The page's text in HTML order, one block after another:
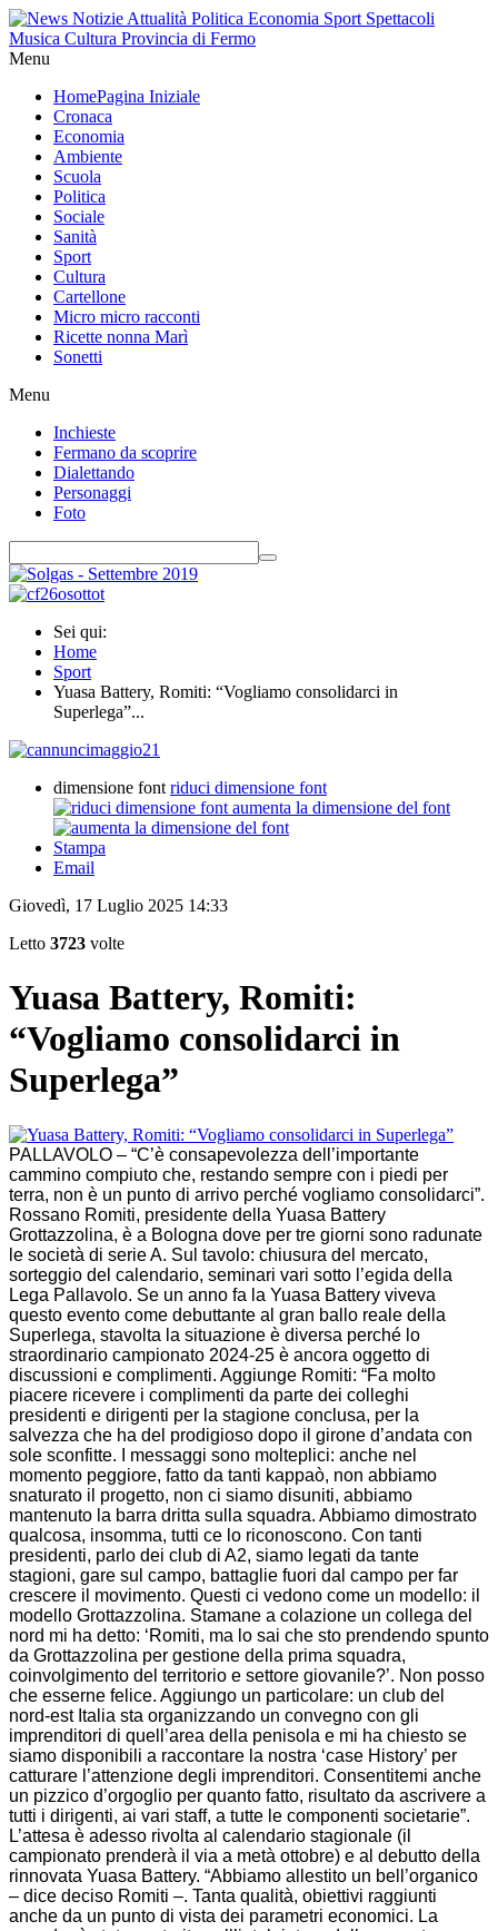
Menu
HomePagina Iniziale
Cronaca
Economia
Ambiente
Scuola
Politica
Sociale
Sanità
Sport
Cultura
Cartellone
Micro micro racconti
Ricette nonna Marì
Sonetti
Menu
Inchieste
Fermano da scoprire
Dialettando
Personaggi
Foto
Sei qui:
Home
Sport
Yuasa Battery, Romiti: “Vogliamo consolidarci in
Superlega”...
dimensione font riduci dimensione font
aumenta la dimensione del font
Stampa
Email
Giovedì, 17 Luglio 2025 14:33
Letto 3723 volte
Yuasa Battery, Romiti:
“Vogliamo consolidarci in
Superlega”
PALLAVOLO – “C’è consapevolezza dell’importante
cammino compiuto che, restando sempre con i piedi per
terra, non è un punto di arrivo perché vogliamo consolidarci”.
Rossano Romiti, presidente della Yuasa Battery
Grottazzolina, è a Bologna dove per tre giorni sono radunate
le società di serie A. Sul tavolo: chiusura del mercato,
sorteggio del calendario, seminari vari sotto l’egida della
Lega Pallavolo. Se un anno fa la Yuasa Battery viveva
questo evento come debuttante al gran ballo reale della
Superlega, stavolta la situazione è diversa perché lo
straordinario campionato 2024-25 è ancora oggetto di
discussioni e complimenti. Aggiunge Romiti: “Fa molto
piacere ricevere i complimenti da parte dei colleghi
presidenti e dirigenti per la stagione conclusa, per la
salvezza che ha del prodigioso dopo il girone d’andata con
sole sconfitte. I messaggi sono molteplici: anche nel
momento peggiore, fatto da tanti kappaò, non abbiamo
snaturato il progetto, non ci siamo disuniti, abbiamo
mantenuto la barra dritta sulla squadra. Abbiamo dimostrato
qualcosa, insomma, tutti ce lo riconoscono. Con tanti
presidenti, parlo dei club di A2, siamo legati da tante
stagioni, gare sul campo, battaglie fuori dal campo per far
crescere il movimento. Questi ci vedono come un modello: il
modello Grottazzolina. Stamane a colazione un collega del
nord mi ha detto: ‘Romiti, ma lo sai che sto prendendo spunto
da Grottazzolina per gestione della prima squadra,
coinvolgimento del territorio e settore giovanile?’. Non posso
che esserne felice. Aggiungo un particolare: un club del
nord-est Italia sta organizzando un convegno con gli
imprenditori di quell’area della penisola e mi ha chiesto se
siamo disponibili a raccontare la nostra ‘case History’ per
catturare l’attenzione degli imprenditori. Consentitemi anche
un pizzico d’orgoglio per quanto fatto, risultato da ascrivere a
tutti i dirigenti, ai vari staff, a tutte le componenti societarie”.
L’attesa è adesso rivolta al calendario stagionale (il
campionato prenderà il via a metà ottobre) e al debutto della
rinnovata Yuasa Battery. “Abbiamo allestito un bell’organico
– dice deciso Romiti –. Tanta qualità, obiettivi raggiunti
anche da un punto di vista dei parametri economici. La